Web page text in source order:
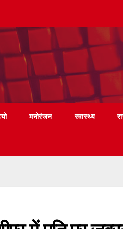
मनोरंजन स्वास्थ्य